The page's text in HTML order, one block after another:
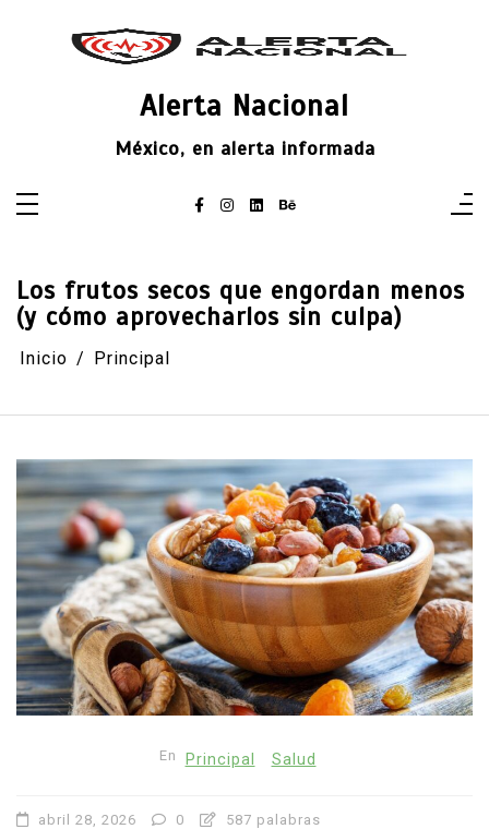
Alerta Nacional
México, en alerta informada
Los frutos secos que engordan menos
(y cómo aprovecharlos sin culpa)
Inicio Principal
En Principal Salud
abril 28, 2026 0 587 palabras